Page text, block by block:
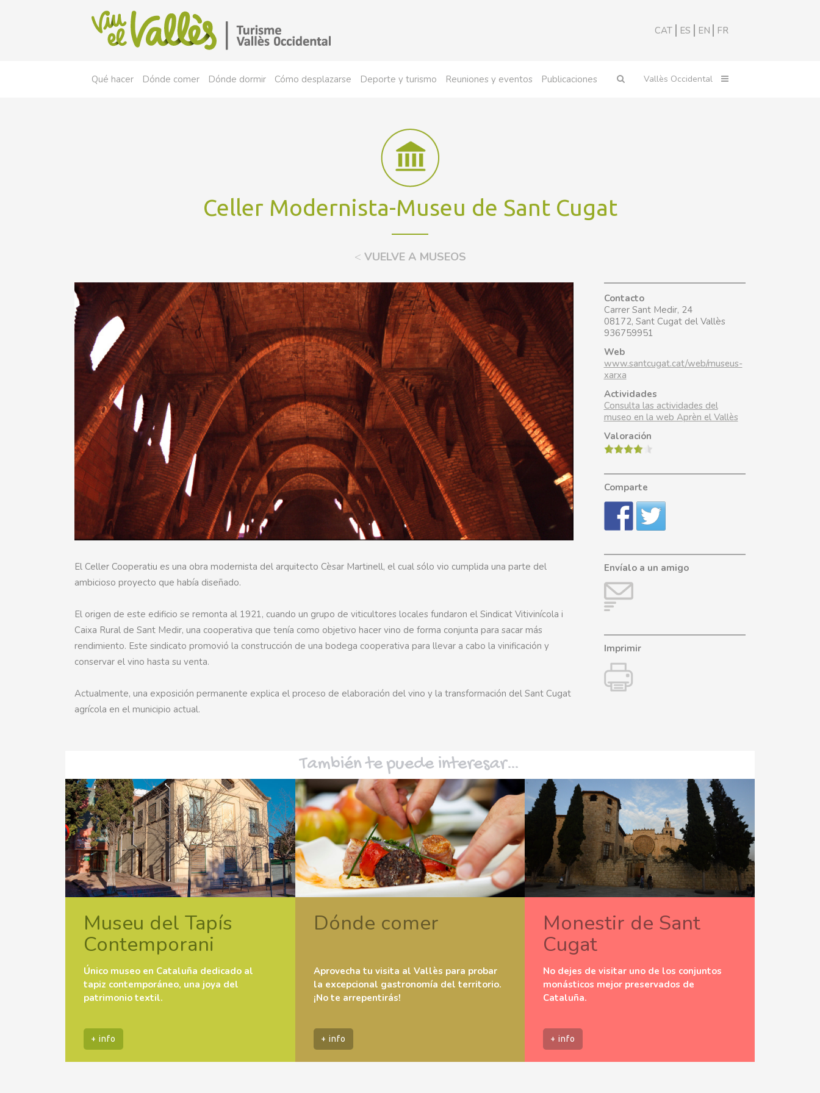
CAT ES EN FR
Qué hacer Dónde comer Dónde dormir Cómo desplazarse Deporte y turismo Reuniones y eventos Publicaciones
Celler Modernista-Museu de Sant Cugat
< VUELVE A MUSEOS
El Celler Cooperatiu es una obra modernista del arquitecto Cèsar Martinell, el cual sólo vio cumplida una parte del
ambicioso proyecto que había diseñado.
El origen de este edificio se remonta al 1921, cuando un grupo de viticultores locales fundaron el Sindicat Vitivinícola i
Caixa Rural de Sant Medir, una cooperativa que tenía como objetivo hacer vino de forma conjunta para sacar más
rendimiento. Este sindicato promovió la construcción de una bodega cooperativa para llevar a cabo la vinificación y
conservar el vino hasta su venta.
Actualmente, una exposición permanente explica el proceso de elaboración del vino y la transformación del Sant Cugat
agrícola en el municipio actual.
Contacto
Carrer Sant Medir, 24
08172, Sant Cugat del Vallès
936759951
Web
www.santcugat.cat/web/museus-
xarxa
Actividades
Consulta las actividades del
museo en la web Aprèn el Vallès
Valoración
Comparte
Envíalo a un amigo
Imprimir
También te puede interesar…
Museu del Tapís
Contemporani
Único museo en Cataluña dedicado al
tapiz contemporáneo, una joya del
patrimonio textil.
+ info
Dónde comer
Aprovecha tu visita al Vallès para probar
la excepcional gastronomía del territorio.
¡No te arrepentirás!
+ info
Monestir de Sant
Cugat
No dejes de visitar uno de los conjuntos
monásticos mejor preservados de
Cataluña.
+ info